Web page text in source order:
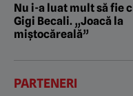
Nu i-a luat mult să fie
Gigi Becali. „Joacă la
miștocăreală”
PARTENERI